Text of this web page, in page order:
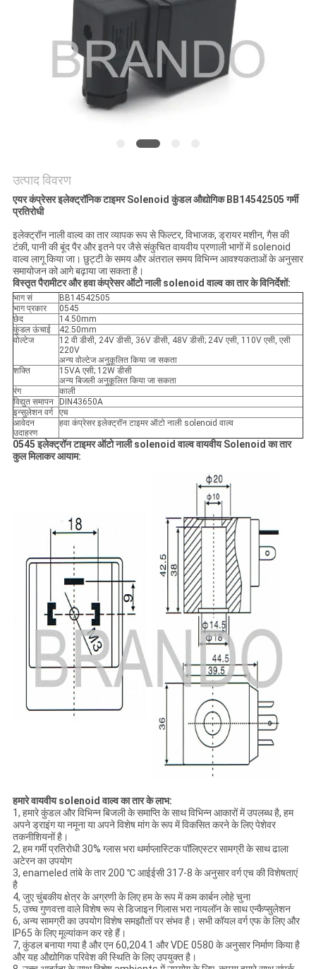
साइटमैप
उत्पाद विवरण
एयर कंप्रेसर इलेक्ट्रॉनिक टाइमर Solenoid कुंडल औद्योगिक BB14542505 गर्मी
प्रतिरोधी
इलेक्ट्रॉन नाली वाल्व का तार व्यापक रूप से फिल्टर, विभाजक, ड्रायर मशीन, गैस की
टंकी, पानी की बूंद पैर और इतने पर जैसे संकुचित वायवीय प्रणाली भागों में solenoid
वाल्व लागू किया जा। छुट्टी के समय और अंतराल समय विभिन्न आवश्यकताओं के अनुसार
समायोजन को आगे बढ़ाया जा सकता है।
विस्तृत पैरामीटर और हवा कंप्रेसर ऑटो नाली solenoid वाल्व का तार के विनिर्देशों:
भाग सं
BB14542505
भाग प्रकार
0545
छेद
14.50mm
कुंडल ऊंचाई
42.50mm
वोल्टेज
12 वी डीसी, 24V डीसी, 36V डीसी, 48V डीसी; 24V एसी, 110V एसी, एसी
220V
अन्य वोल्टेज अनुकूलित किया जा सकता
शक्ति
15VA एसी; 12W डीसी
अन्य बिजली अनुकूलित किया जा सकता
रंग
काली
विद्युत समापन
DIN43650A
इन्सुलेशन वर्ग
एच
आवेदन
उदाहरण
हवा कंप्रेसर इलेक्ट्रॉन टाइमर ऑटो नाली solenoid वाल्व
0545 इलेक्ट्रॉन टाइमर ऑटो नाली solenoid वाल्व वायवीय Solenoid का तार
कुल मिलाकर आयाम:
हमारे वायवीय solenoid वाल्व का तार के लाभ:
1, हमारे कुंडल और विभिन्न बिजली के समाप्ति के साथ विभिन्न आकारों में उपलब्ध है, हम
अपने ड्राइंग या नमूना या अपने विशेष मांग के रूप में विकसित करने के लिए पेशेवर
तकनीशियनों है।
2, हम गर्मी प्रतिरोधी 30% ग्लास भरा थर्माप्लास्टिक पॉलिएस्टर सामग्री के साथ ढाला
अटेरन का उपयोग
3, enameled तांबे के तार 200 ℃ आईईसी 317-8 के अनुसार वर्ग एच की विशेषताएं
है
4, जुए चुंबकीय क्षेत्र के अग्रणी के लिए हम के रूप में कम कार्बन लोहे चुना
5, उच्च गुणवत्ता वाले विशेष रूप से डिजाइन गिलास भरा नायलॉन के साथ एन्कैप्सुलेशन
6, अन्य सामग्री का उपयोग विशेष समझौतों पर संभव है। सभी कॉयल वर्ग एफ के लिए और
IP65 के लिए मूल्यांकन कर रहे हैं।
7, कुंडल बनाया गया है और एन 60,204.1 और VDE 0580 के अनुसार निर्माण किया है
और यह औद्योगिक परिवेश की स्थिति के लिए उपयुक्त है।